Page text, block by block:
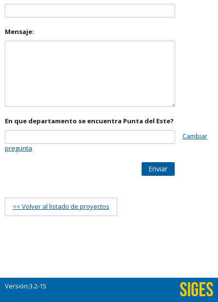
Mensaje:
En que departamento se encuentra Punta del Este?
Cambiar
pregunta
Enviar
<< Volver al listado de proyectos
Versión:3.2-15